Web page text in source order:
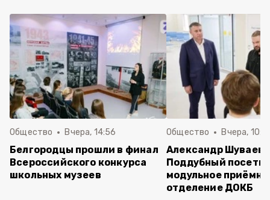
Общество Вчера, 14:56
Белгородцы прошли в финал
Всероссийского конкурса
школьных музеев
Общество Вчера,
Александр Шуваев
Поддубный
модульное
отделение ДОКБ